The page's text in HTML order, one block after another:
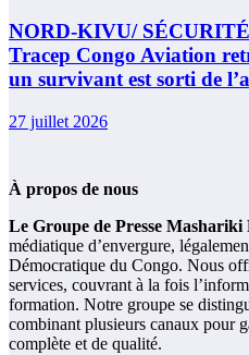
NORD-KIVU/
Tracep Congo Aviation
un survivant est sorti de
27 juillet 2026
À propos de nous
Le Groupe de Presse Mashariki
médiatique d’envergure,
Démocratique du Congo. Nous
services, couvrant à la fois
formation. Notre groupe se
combinant plusieurs canaux pour
complète et de qualité.